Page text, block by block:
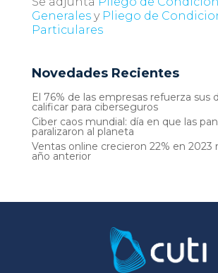
Generalesy Pliego de
Particulares
Novedades Recientes
El 76% de las empresas refuerza sus
calificar para ciberseguros
Ciber caos mundial: día en que las
paralizaron al planeta
Ventas online crecieron 22% en 2023
año anterior